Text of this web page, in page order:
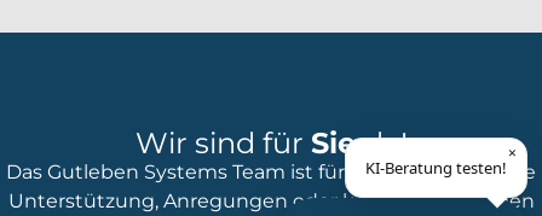
Wir sind für Sieda!
Das Gutleben Systems Team ist für Sie da – egal, ob Sie
Unterstützung, Anregungen oder konkrete Lösungen
KI-Beratung testen!
×